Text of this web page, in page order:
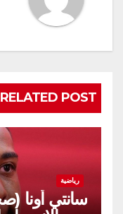
RELATED POST
رياضية
سانتي أونا